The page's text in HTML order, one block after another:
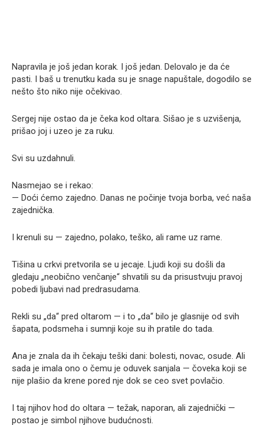
Napravila je još jedan korak. I još jedan. Delovalo je da će
pasti. I baš u trenutku kada su je snage napuštale, dogodilo se
nešto što niko nije očekivao.
Sergej nije ostao da je čeka kod oltara. Sišao je s uzvišenja,
prišao joj i uzeo je za ruku.
Svi su uzdahnuli.
Nasmejao se i rekao:
— Doći ćemo zajedno. Danas ne počinje tvoja borba, već naša
zajednička.
I krenuli su — zajedno, polako, teško, ali rame uz rame.
Tišina u crkvi pretvorila se u jecaje. Ljudi koji su došli da
gledaju „neobično venčanje“ shvatili su da prisustvuju pravoj
pobedi ljubavi nad predrasudama.
Rekli su „da“ pred oltarom — i to „da“ bilo je glasnije od svih
šapata, podsmeha i sumnji koje su ih pratile do tada.
Ana je znala da ih čekaju teški dani: bolesti, novac, osude. Ali
sada je imala ono o čemu je oduvek sanjala — čoveka koji se
nije plašio da krene pored nje dok se ceo svet povlačio.
I taj njihov hod do oltara — težak, naporan, ali zajednički —
postao je simbol njihove budućnosti.